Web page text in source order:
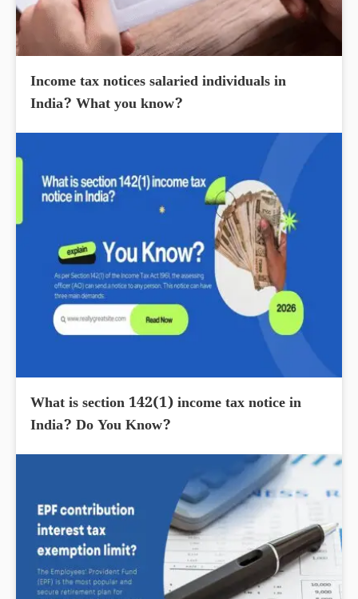
Income tax notices salaried individuals in
India? What you know?
What is section 142(1) income tax notice in
India? Do You Know?